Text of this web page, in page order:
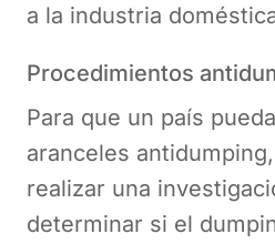
a la industria
Procedimientos
Para que un país
aranceles
realizar una
determinar si el